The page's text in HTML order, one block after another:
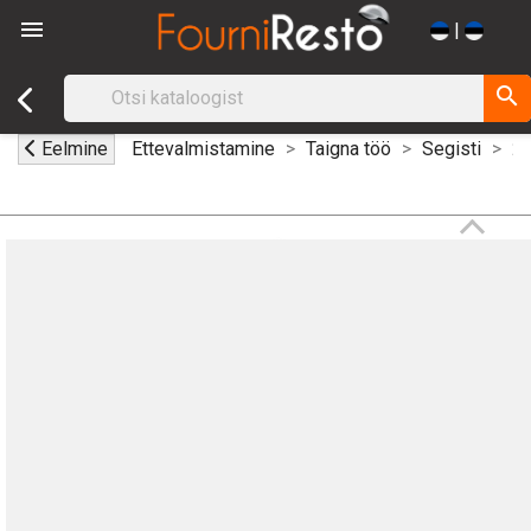
 |
search
Eelmine Ettevalmistamine Taigna töö Segisti